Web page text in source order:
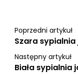
Poprzedni artykuł
Szara
Następny artykuł
Biała sypialnia